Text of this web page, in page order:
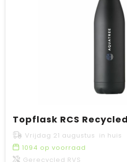
Vrijdag 21 augustus in huis
1094 op voorraad
Gerecycled RVS